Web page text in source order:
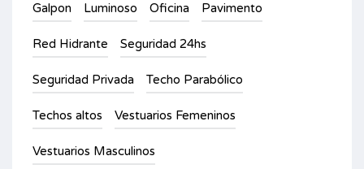
Galpon Luminoso Oficina Pavimento
Red Hidrante Seguridad 24hs
Seguridad Privada Techo Parabólico
Techos altos Vestuarios Femeninos
Vestuarios Masculinos